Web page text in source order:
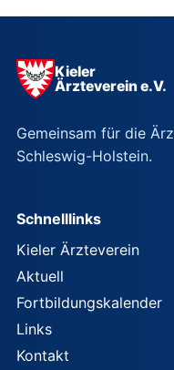
Kieler
Ärzteverein e.V.
Gemeinsam für die
Schleswig-Holstein.
Schnelllinks
Kieler Ärzteverein
Aktuell
Fortbildungskalender
Links
Kontakt